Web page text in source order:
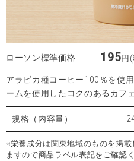
ローソン標準価格 195円
アラビカ種コーヒー100％を使
ームを使用したコクのあるカフ
規格（内容量）
※栄養成分は関東地域のものを掲
ますので商品ラベル表記をご確認